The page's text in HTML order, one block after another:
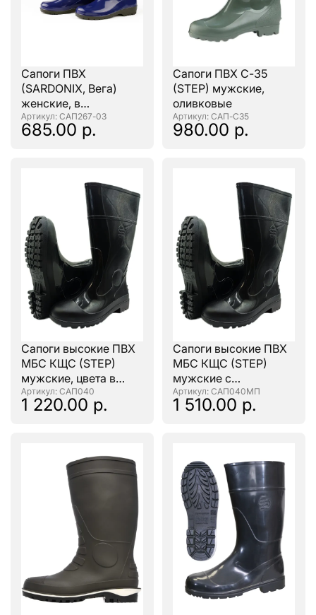
Сапоги ПВХ
(SARDONIX, Вега)
женские, в
ассортименте
: САП267-03
685.00 р.
Сапоги ПВХ С-35
(STEP) мужские,
оливковые
: САП-С35
980.00 р.
Сапоги высокие ПВХ
МБС КЩС (STEP)
мужские, цвета в
ассортименте
: САП040
1 220.00 р.
Сапоги высокие ПВХ
МБС КЩС (STEP)
мужские с
мет.подноском
: САП040МП
1 510.00 р.